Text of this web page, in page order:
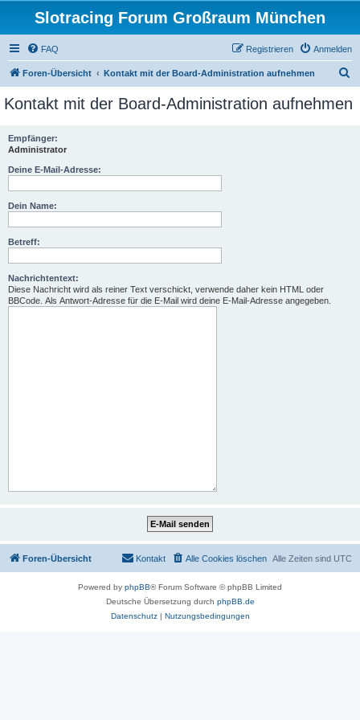
Slotracing Forum Großraum München
FAQ Anmelden
Registrieren
Foren-Übersicht Kontakt mit der Board-Administration aufnehmen
c
Kontakt mit der Board-Administration aufnehmen
Empfänger:
Administrator
Deine E-Mail-Adresse:
Dein Name:
Betreff:
Nachrichtentext:
Diese Nachricht wird als reiner Text verschickt, verwende daher kein HTML oder
BBCode. Als Antwort-Adresse für die E-Mail wird deine E-Mail-Adresse angegeben.
Foren-Übersicht Alle Zeiten sind UTC
Alle Cookies löschen
Kontakt
Powered by phpBB® Forum Software © phpBB Limited
Deutsche Übersetzung durch phpBB.de
Datenschutz| Nutzungsbedingungen